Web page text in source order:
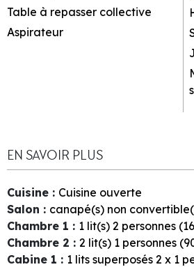
Table à repasser collective
Aspirateur
EN SAVOIR PLUS
Cuisine : Cuisine ouverte
Salon : canapé(s) non
Chambre 1 : 1 lit(s) 2 personnes
Chambre 2 : 2 lit(s) 1 personnes
Cabine 1 : 1 lits superposés 2 x 1